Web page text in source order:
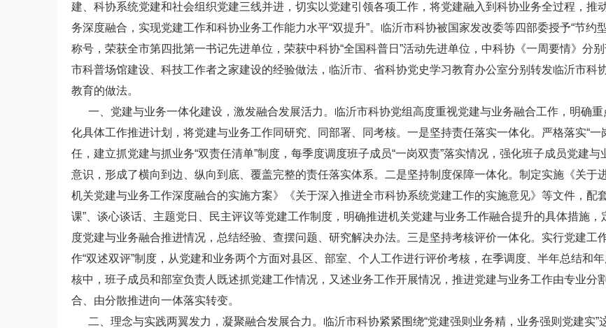
建、科协系统党建和社会组织党建三线并进，切实以党建引领各项工作，将党建融入到科协业务全过程，推
务深度融合，实现党建工作和科协业务工作能力水平“双提升”。临沂市科协被国家发改委等四部委授予“节约
称号，荣获全市第四批第一书记先进单位，荣获中科协“全国科普日”活动先进单位，中科协《一周要情》分
市科普场馆建设、科技工作者之家建设的经验做法，临沂市、省科协党史学习教育办公室分别转发临沂市科
教育的做法。
一、党建与业务一体化建设，激发融合发展活力。临沂市科协党组高度重视党建与业务融合工作，明确重
化具体工作推进计划，将党建与业务工作同研究、同部署、同考核。一是坚持责任落实一体化。严格落实“一
任，建立抓党建与抓业务“双责任清单”制度，每季度调度班子成员“一岗双责”落实情况，强化班子成员党建与
意识，形成了横向到边、纵向到底、覆盖完整的责任落实体系。二是坚持制度保障一体化。制定实施《关于
机关党建与业务工作深度融合的实施方案》《关于深入推进全市科协系统党建工作的实施意见》等文件，配
课”、谈心谈话、主题党日、民主评议等党建工作制度，明确推进机关党建与业务工作融合提升的具体措施，
度党建与业务融合推进情况，总结经验、查摆问题、研究解决办法。三是坚持考核评价一体化。实行党建工
作“双述双评”制度，从党建和业务两个方面对县区、部室、个人工作进行评价考核，在季调度、半年总结和
核中，班子成员和部室负责人既述抓党建工作情况，又述业务工作开展情况，推进党建与业务工作由专业分
合、由分散推进向一体落实转变。
二、理念与实践两翼发力，凝聚融合发展合力。临沂市科协紧紧围绕“党建强则业务精，业务强则党建实”